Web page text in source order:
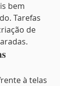
bem
Tarefas
de
à telas